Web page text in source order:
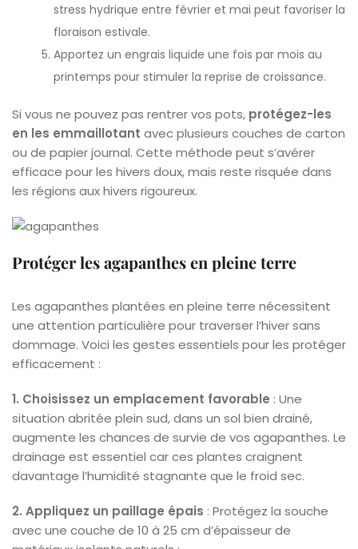
stress hydrique entre février et mai peut favoriser la
floraison estivale.
Apportez un engrais liquide une fois par mois au
printemps pour stimuler la reprise de croissance.
Si vous ne pouvez pas rentrer vos pots, protégez-les
en les emmaillotant avec plusieurs couches de carton
ou de papier journal. Cette méthode peut s’avérer
efficace pour les hivers doux, mais reste risquée dans
les régions aux hivers rigoureux.
Protéger les agapanthes en pleine terre
Les agapanthes plantées en pleine terre nécessitent
une attention particulière pour traverser l’hiver sans
dommage. Voici les gestes essentiels pour les protéger
efficacement :
1. Choisissez un emplacement favorable : Une
situation abritée plein sud, dans un sol bien drainé,
augmente les chances de survie de vos agapanthes. Le
drainage est essentiel car ces plantes craignent
davantage l’humidité stagnante que le froid sec.
2. Appliquez un paillage épais : Protégez la souche
avec une couche de 10 à 25 cm d’épaisseur de